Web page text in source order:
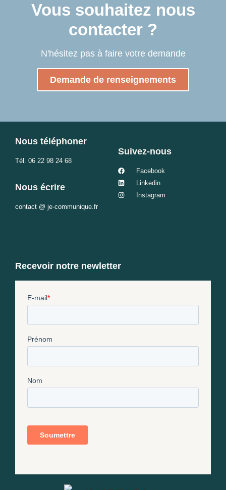
Vous souhaitez nous
contacter ?
N'hésitez pas à faire votre demande
Demande de renseignements
Nous téléphoner
Tél. 06 22 98 24 68
Nous écrire
contact @ je-communique.fr
Suivez-nous
Facebook
Linkedin
Instagram
Recevoir notre newletter